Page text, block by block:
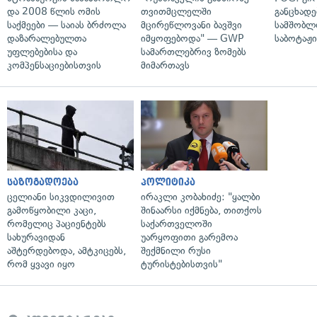
და 2008 წლის ომის
საქმეები — საიას ბრძოლა
დაზარალებულთა
უფლებებისა და
კომპენსაციებისთვის
თვითმცლელში
მცირეწლოვანი ბავშვი
იმყოფებოდა" — GWP
სამართლებრივ ზომებს
მიმართავს
საზოგადოება
ცელიანი სიკვდილივით
გამოწყობილი კაცი,
რომელიც პაციენტებს
სახურავიდან
აშტერდებოდა, ამტკიცებს,
რომ ყვავი იყო
პოლიტიკა
ირაკლი კობახიძე: "ყალბი
შინაარსი იქმნება, თითქოს
საქართველოში
უარყოფითი გარემოა
შექმნილი რუსი
ტურისტებისთვის"